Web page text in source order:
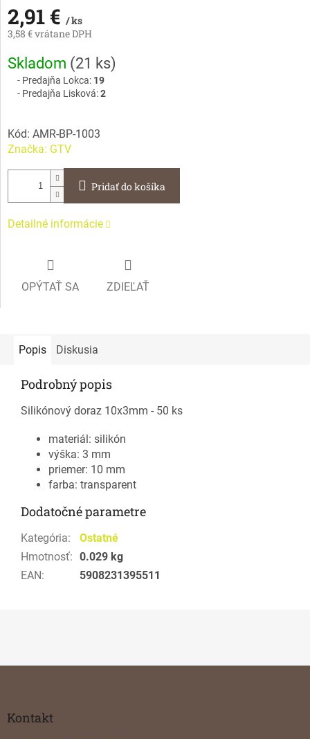
2,91 € / ks
3,58 € vrátane DPH
Jednotková
cena:
Skladom (21 ks)
Predajňa Lokca: 19
Predajňa Lisková:2
Kód: AMR-BP-1003
Značka: GTV
Pridať do košíka
Detailné informácie
OPÝTAŤ SA ZDIEĽAŤ
Popis Diskusia
Podrobný popis
Silikónový doraz 10x3mm - 50 ks
materiál: silikón
výška: 3 mm
priemer: 10 mm
farba: transparent
Dodatočné parametre
Kategória:
Ostatné
Hmotnosť: 0.029 kg
EAN: 5908231395511
Kontakt